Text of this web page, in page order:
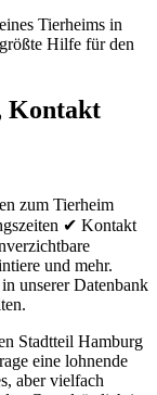
Tierheims in
Hilfe für den
Kontakt
zum Tierheim
✔ Kontakt
und mehr.
unserer Datenbank
Stadtteil Hamburg
eine lohnende
aber vielfach